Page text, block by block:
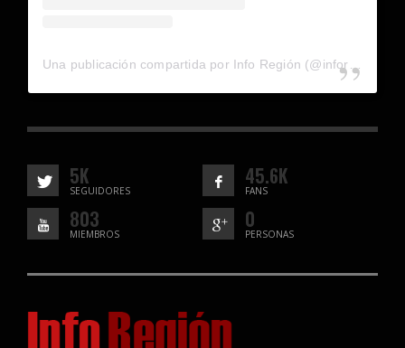
5K
SEGUIDORES
45.6K
FANS
803
MIEMBROS
0
PERSONAS